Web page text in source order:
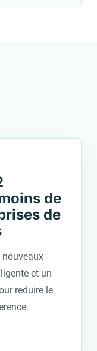
de
de
et un
reduire le